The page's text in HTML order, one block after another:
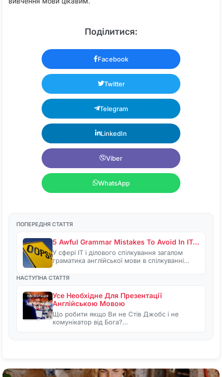
Поділитися:
Facebook
Twitter
Telegram
LinkedIn
Viber
WhatsApp
ПОПЕРЕДНЯ СТАТТЯ
5 Awful Grammar Mistakes To Avoid In IT…
У сфері IT і ділового спілкування загалом
граматика англійської мови в спілкуванні…
НАСТУПНА СТАТТЯ
Усе Необхідне Для Презентації
Англійською Мовою
Що робити якщо Ви не Стів Джобс і не
комунікатор від Бога?…